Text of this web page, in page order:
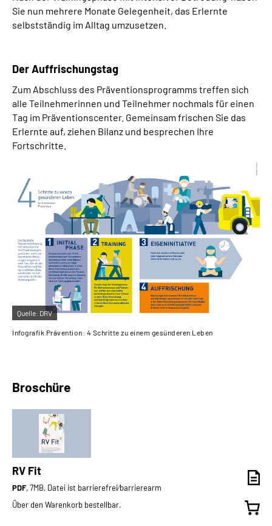
Sie nun mehrere Monate Gelegenheit, das Erlernte
selbstständig im Alltag umzusetzen.
Der Auffrischungstag
Zum Abschluss des Präventionsprogramms treffen sich
alle Teilnehmerinnen und Teilnehmer nochmals für einen
Tag im Präventionscenter. Gemeinsam frischen Sie das
Erlernte auf, ziehen Bilanz und besprechen Ihre
Fortschritte.
Quelle: DRV
Infografik Prävention: 4 Schritte zu einem gesünderen Leben
Broschüre
RV Fit
PDF, 7MB, Datei ist barrierefrei⁄barrierearm
Über den Warenkorb bestellbar.